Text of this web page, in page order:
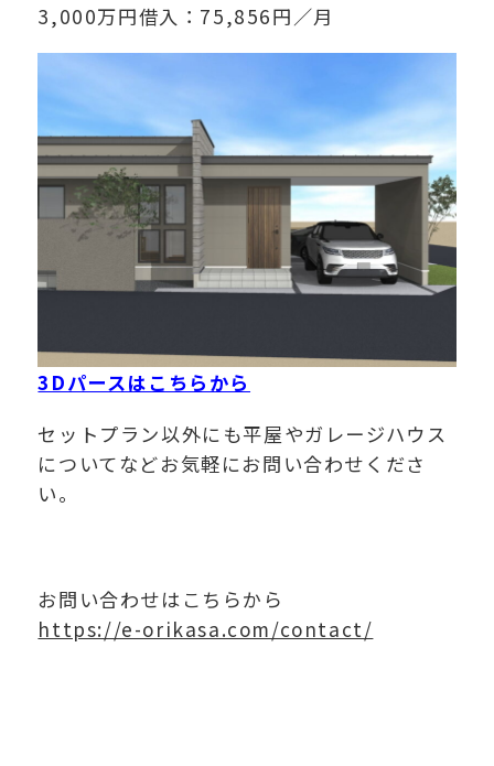
3,000万円借入：75,856円／月
3Dパースはこちらから
セットプラン以外にも平屋やガレージハウス
についてなどお気軽にお問い合わせくださ
い。
お問い合わせはこちらから
https://e-orikasa.com/contact/